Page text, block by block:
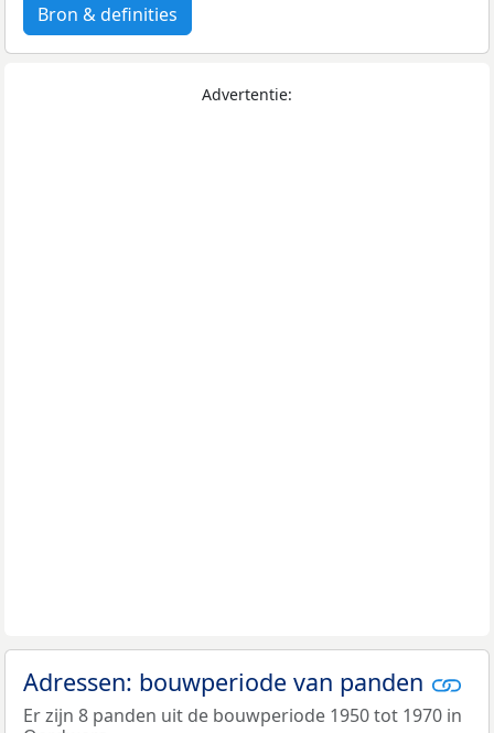
Bron & definities
Advertentie:
Adressen: bouwperiode van panden
Er zijn 8 panden uit de bouwperiode 1950 tot 1970 in